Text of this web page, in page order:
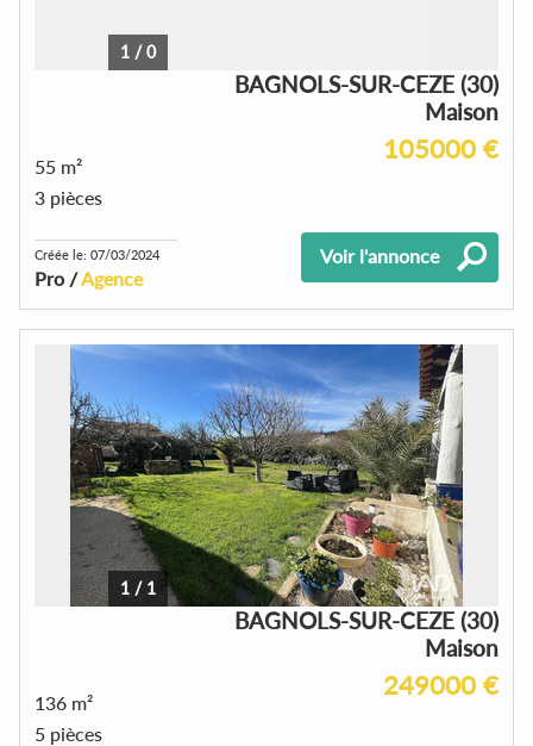
1 /0
BAGNOLS-SUR-CEZE (30)
Maison
105000 €
55 m²
3 pièces
Créée le: 07/03/2024
Pro /Agence
Voir l'annonce
1 / 1
BAGNOLS-SUR-CEZE (30)
Maison
249000 €
136 m²
5 pièces